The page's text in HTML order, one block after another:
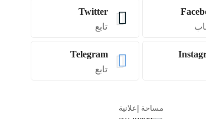
Twitter
تابع
Telegram
تابع
مساحة إعلانية